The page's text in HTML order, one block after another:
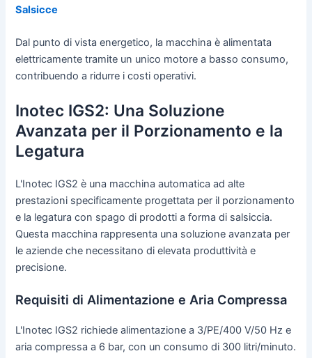
Salsicce
Dal punto di vista energetico, la macchina è alimentata
elettricamente tramite un unico motore a basso consumo,
contribuendo a ridurre i costi operativi.
Inotec IGS2: Una Soluzione
Avanzata per il Porzionamento e la
Legatura
L'Inotec IGS2 è una macchina automatica ad alte
prestazioni specificamente progettata per il porzionamento
e la legatura con spago di prodotti a forma di salsiccia.
Questa macchina rappresenta una soluzione avanzata per
le aziende che necessitano di elevata produttività e
precisione.
Requisiti di Alimentazione e Aria Compressa
L'Inotec IGS2 richiede alimentazione a 3/PE/400 V/50 Hz e
aria compressa a 6 bar, con un consumo di 300 litri/minuto.